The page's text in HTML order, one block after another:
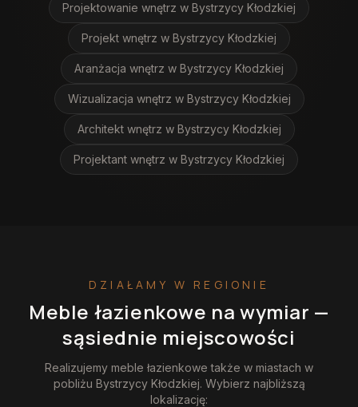
Projektowanie wnętrz w Bystrzycy Kłodzkiej
Projekt wnętrz w Bystrzycy Kłodzkiej
Aranżacja wnętrz w Bystrzycy Kłodzkiej
Wizualizacja wnętrz w Bystrzycy Kłodzkiej
Architekt wnętrz w Bystrzycy Kłodzkiej
Projektant wnętrz w Bystrzycy Kłodzkiej
DZIAŁAMY W REGIONIE
Meble łazienkowe na wymiar —
sąsiednie miejscowości
Realizujemy meble łazienkowe także w miastach w
pobliżu Bystrzycy Kłodzkiej. Wybierz najbliższą
lokalizację: